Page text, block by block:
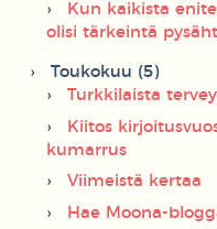
Kun kaikista
olisi tärkeintä
Toukokuu (5)
Turkkilaista
Kiitos
kumarrus
Viimeistä kertaa
Hae Moona-